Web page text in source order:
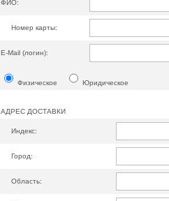
ФИО:
Номер карты:
Е-Mail (логин):
Физическое Юридическое
АДРЕС ДОСТАВКИ
Индекс:
Город:
Область: